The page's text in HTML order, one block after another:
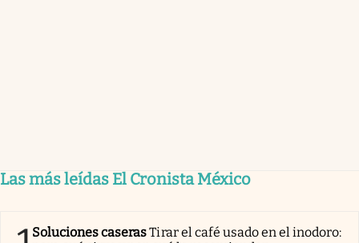
Las más leídas El Cronista México
Soluciones caserasTirar el café usado en el inodoro: